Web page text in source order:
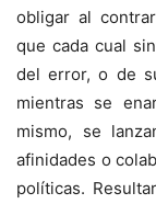
obligar al
que cada cual
del error, o de
mientras se
mismo, se
afinidades o
políticas.